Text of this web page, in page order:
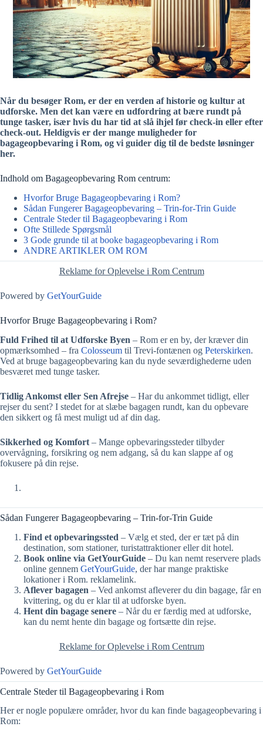
Når du besøger Rom, er der en verden af historie og kultur at
udforske. Men det kan være en udfordring at bære rundt på
tunge tasker, især hvis du har tid at slå ihjel før check-in eller efter
check-out. Heldigvis er der mange muligheder for
bagageopbevaring i Rom, og vi guider dig til de bedste løsninger
her.
Indhold om Bagageopbevaring Rom centrum:
Hvorfor Bruge Bagageopbevaring i Rom?
Sådan Fungerer Bagageopbevaring – Trin-for-Trin Guide
Centrale Steder til Bagageopbevaring i Rom
Ofte Stillede Spørgsmål
3 Gode grunde til at booke bagageopbevaring i Rom
ANDRE ARTIKLER OM ROM
Reklame for Oplevelse i Rom Centrum
Powered by GetYourGuide
Hvorfor Bruge Bagageopbevaring i Rom?
Fuld Frihed til at Udforske Byen – Rom er en by, der kræver din
opmærksomhed – fra Colosseum til Trevi-fontænen og Peterskirken.
Ved at bruge bagageopbevaring kan du nyde seværdighederne uden
besværet med tunge tasker.
Tidlig Ankomst eller Sen Afrejse – Har du ankommet tidligt, eller
rejser du sent? I stedet for at slæbe bagagen rundt, kan du opbevare
den sikkert og få mest muligt ud af din dag.
Sikkerhed og Komfort – Mange opbevaringssteder tilbyder
overvågning, forsikring og nem adgang, så du kan slappe af og
fokusere på din rejse.
Sådan Fungerer Bagageopbevaring – Trin-for-Trin Guide
Find et opbevaringssted – Vælg et sted, der er tæt på din
destination, som stationer, turistattraktioner eller dit hotel.
Book online via GetYourGuide – Du kan nemt reservere plads
online gennem GetYourGuide, der har mange praktiske
lokationer i Rom. reklamelink.
Aflever bagagen – Ved ankomst afleverer du din bagage, får en
kvittering, og du er klar til at udforske byen.
Hent din bagage senere – Når du er færdig med at udforske,
kan du nemt hente din bagage og fortsætte din rejse.
Reklame for Oplevelse i Rom Centrum
Powered by GetYourGuide
Centrale Steder til Bagageopbevaring i Rom
Her er nogle populære områder, hvor du kan finde bagageopbevaring i
Rom: